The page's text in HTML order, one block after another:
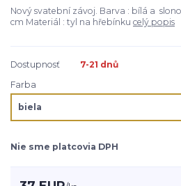
Nový svatební závoj. Barva : bílá a
cm Materiál : tyl na hřebínku celý popis
Dostupnosť
7-21 dnů
Farba
Nie sme platcovia DPH